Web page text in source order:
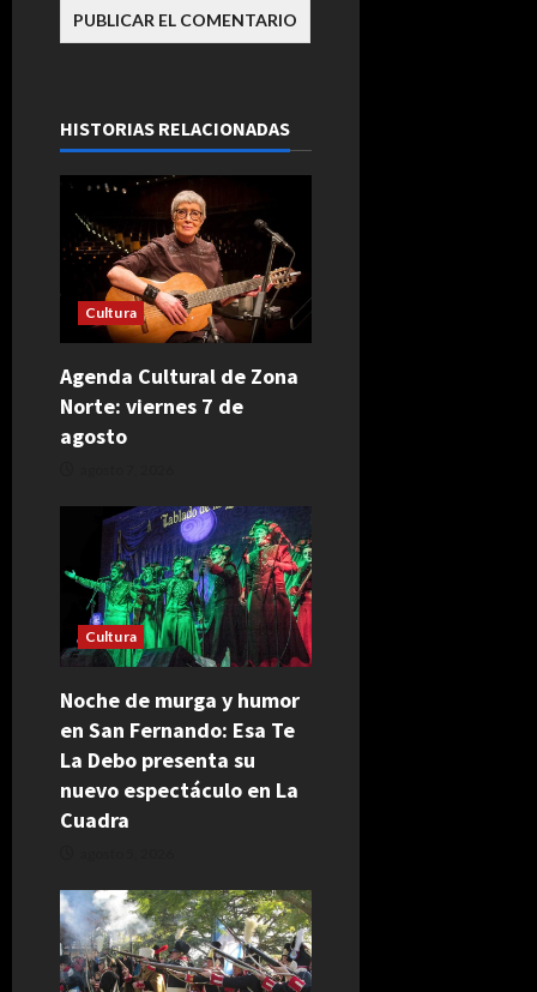
HISTORIAS RELACIONADAS
Cultura
Agenda Cultural de Zona
Norte: viernes 7 de
agosto
Cultura
Noche de murga y humor
en San Fernando: Esa Te
La Debo presenta su
nuevo espectáculo en La
Cuadra